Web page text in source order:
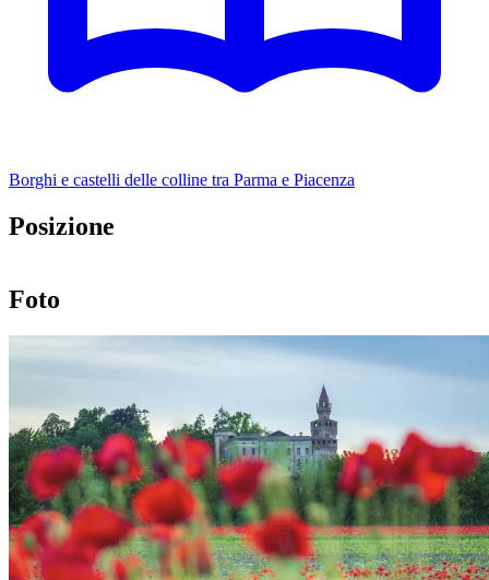
Borghi e castelli delle colline tra Parma e Piacenza
Posizione
+
Foto